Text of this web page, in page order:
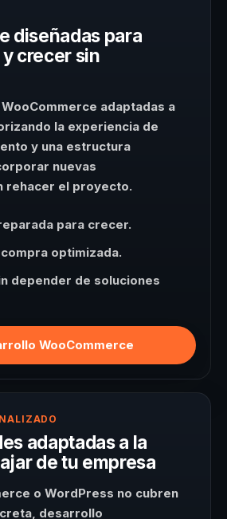
diseñadas para
crecer sin
adaptadas a
la experiencia de
y una estructura
nuevas
rehacer el proyecto.
para crecer.
optimizada.
depender de soluciones
WooCommerce
adaptadas a la
de tu empresa
o WordPress no cubren
desarrollo